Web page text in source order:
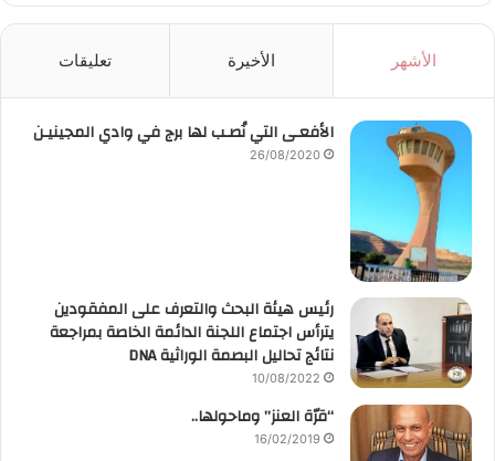
الأشهر الأخيرة تعليقات
الأفعـى التي نُصـب لها برج في وادي المجينيـن
26/08/2020
رئيس هيئة البحث والتعرف على المفقودين
يترأس اجتماع اللجنة الدائمة الخاصة بمراجعة
نتائج تحاليل البصمة الوراثية DNA
10/08/2022
“قرّة العنز” وماحولها..
16/02/2019